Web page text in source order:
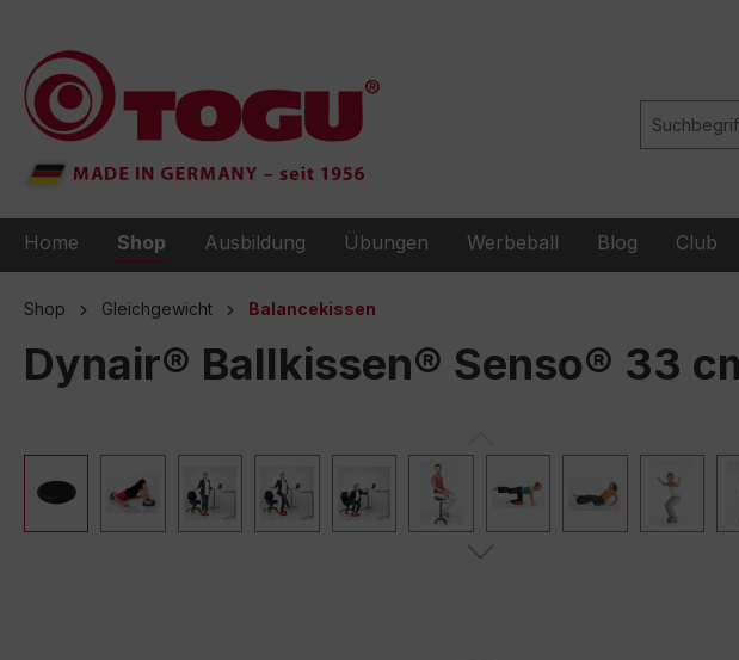
Home Shop Ausbildung Übungen Werbeball Blog Club
Shop Gleichgewicht Balancekissen
Dynair® Ballkissen® Senso® 33